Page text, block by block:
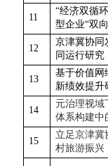
11
“经济双循
型企业“双
12
京津冀协同
同运行研究
13
基于价值网
新绩效提升
14
元治理视域
体系构建中
15
立足京津冀
村旅游振兴